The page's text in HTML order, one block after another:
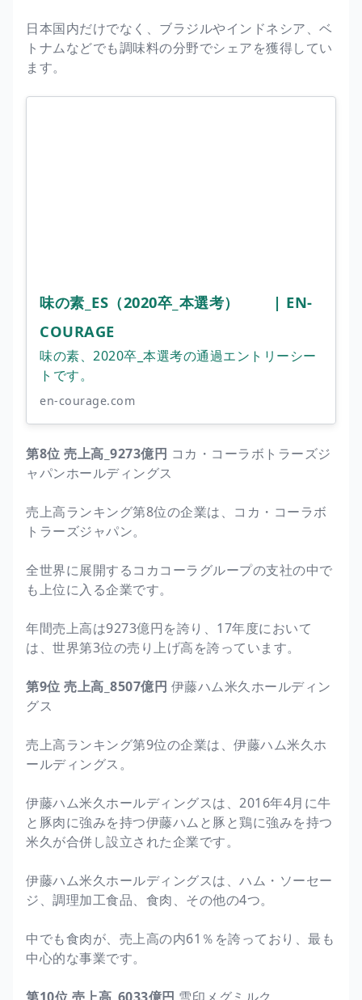
日本国内だけでなく、ブラジルやインドネシア、ベ
トナムなどでも調味料の分野でシェアを獲得してい
ます。
味の素_ES（2020卒_本選考） | EN-
COURAGE
味の素、2020卒_本選考の通過エントリーシー
トです。
en-courage.com
第8位 売上高_9273億円 コカ・コーラボトラーズジ
ャパンホールディングス
売上高ランキング第8位の企業は、コカ・コーラボ
トラーズジャパン。
全世界に展開するコカコーラグループの支社の中で
も上位に入る企業です。
年間売上高は9273億円を誇り、17年度において
は、世界第3位の売り上げ高を誇っています。
第9位 売上高_8507億円 伊藤ハム米久ホールディン
グス
売上高ランキング第9位の企業は、伊藤ハム米久ホ
ールディングス。
伊藤ハム米久ホールディングスは、2016年4月に牛
と豚肉に強みを持つ伊藤ハムと豚と鶏に強みを持つ
米久が合併し設立された企業です。
伊藤ハム米久ホールディングスは、ハム・ソーセー
ジ、調理加工食品、食肉、その他の4つ。
中でも食肉が、売上高の内61％を誇っており、最も
中心的な事業です。